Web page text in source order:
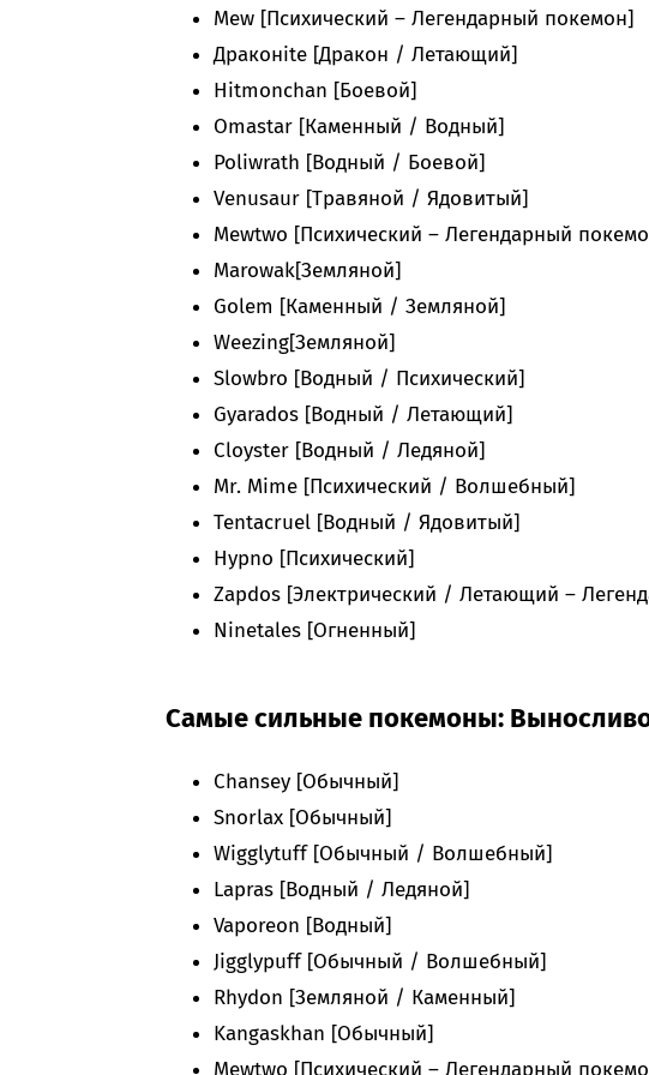
Mew [Психический – Легендарный покемон]
Драконite [Дракон / Летающий]
Hitmonchan [Боевой]
Omastar [Каменный / Водный]
Poliwrath [Водный / Боевой]
Venusaur [Травяной / Ядовитый]
Mewtwo [Психический – Легендарный
Marowak[Земляной]
Golem [Каменный / Земляной]
Weezing[Земляной]
Slowbro [Водный / Психический]
Gyarados [Водный / Летающий]
Cloyster [Водный / Ледяной]
Mr. Mime [Психический / Волшебный]
Tentacruel [Водный / Ядовитый]
Hypno [Психический]
Zapdos [Электрический / Летающий –
Ninetales [Огненный]
Самые сильные покемоны:
Chansey [Обычный]
Snorlax [Обычный]
Wigglytuff [Обычный / Волшебный]
Lapras [Водный / Ледяной]
Vaporeon [Водный]
Jigglypuff [Обычный / Волшебный]
Rhydon [Земляной / Каменный]
Kangaskhan [Обычный]
Mewtwo [Психический – Легендарный